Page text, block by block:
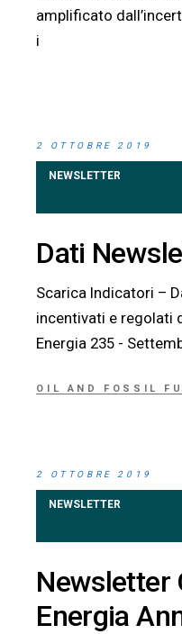
amplificato
i
2 OTTOBRE 2019
NEWSLETTER
Dati
Scarica Indicatori –
incentivati e regolati
Energia 235 -
OIL AND FOSSIL
2 OTTOBRE 2019
NEWSLETTER
Newsletter
Energia